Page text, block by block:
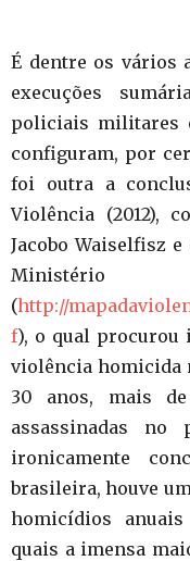
É dentre os vários
execuções
policiais militares
configuram, por
foi outra a
Violência (2012),
Jacobo Waiselfisz
(http://
f), o qual procurou
violência homicida
30 anos, mais
assassinadas no
ironicamente
brasileira, houve
homicídios
quais a imensa